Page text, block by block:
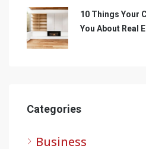
10 Things Your
You About Real
Categories
Business